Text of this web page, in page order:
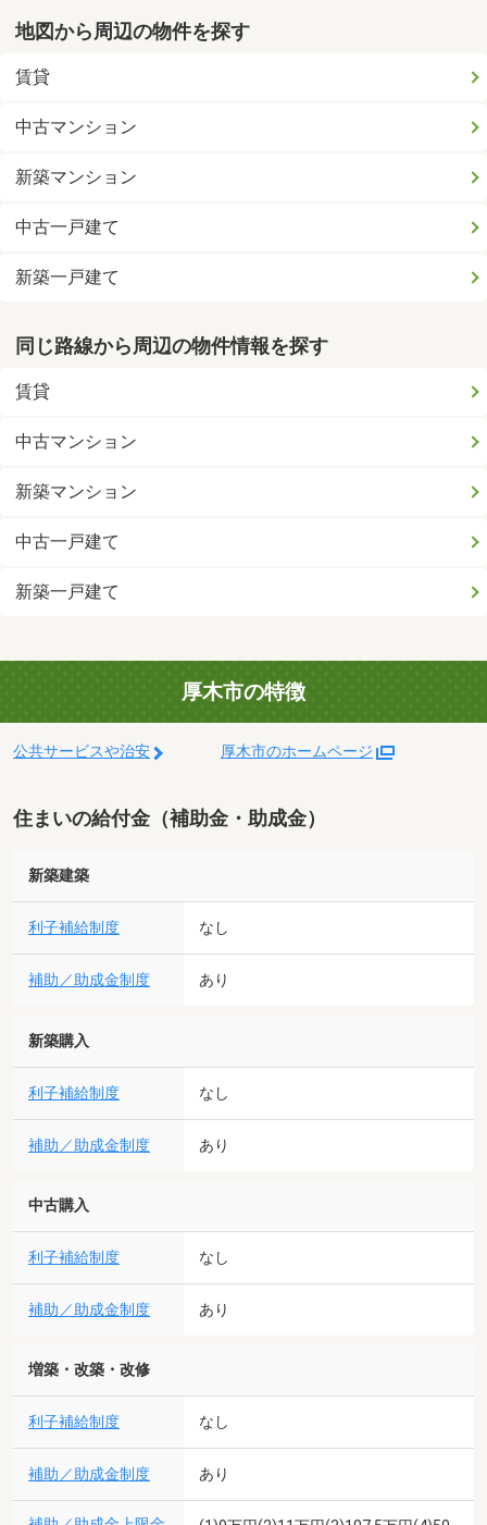
地図から周辺の物件を探す
賃貸
中古マンション
新築マンション
中古一戸建て
新築一戸建て
同じ路線から周辺の物件情報を探す
賃貸
中古マンション
新築マンション
中古一戸建て
新築一戸建て
厚木市の特徴
公共サービスや治安 厚木市のホームページ
住まいの給付金（補助金・助成金）
新築建築
利子補給制度 なし
補助／助成金制度 あり
新築購入
利子補給制度 なし
補助／助成金制度 あり
中古購入
利子補給制度 なし
補助／助成金制度 あり
増築・改築・改修
利子補給制度 なし
補助／助成金制度 あり